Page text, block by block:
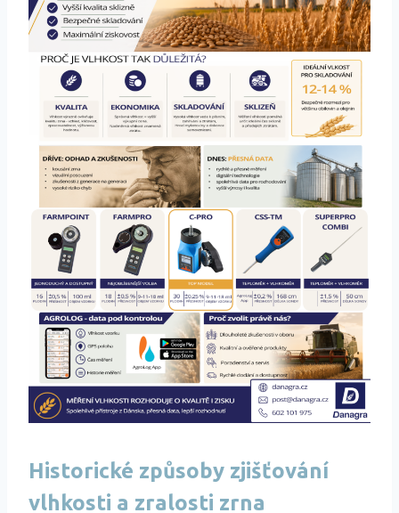
Historické způsoby zjišťování
vlhkosti a zralosti zrna